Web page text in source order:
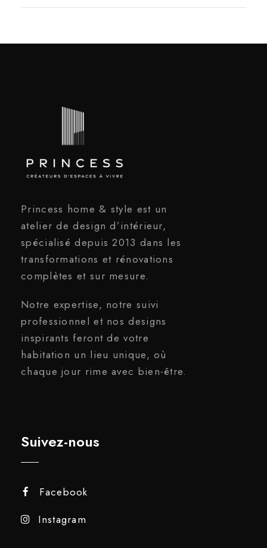
Princess home & style est un
atelier de design d’intérieur,
spécialisé depuis 2013 dans les
transformations et rénovations
complètes et sur mesure.
Notre expertise, notre suivi
professionnel et nos designs
inspirants feront de votre
habitation un lieu unique, où
chaque jour rime avec bien-être.
Suivez-nous
Facebook
Instagram